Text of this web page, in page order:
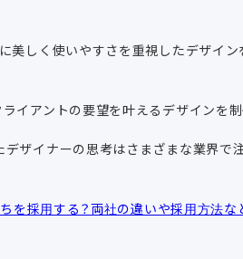
美しく使いやすさを重視したデザイ
イアントの要望を叶えるデザインを
ザイナーの思考はさまざまな業界で
を採用する？両社の違いや採用方法な